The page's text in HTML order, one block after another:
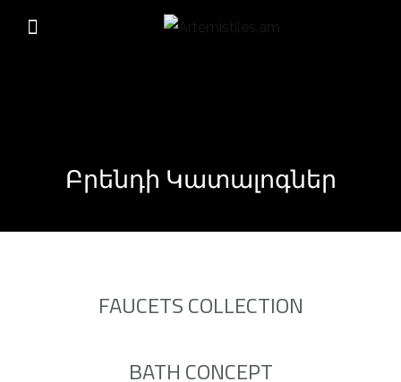
Բրենդի Կատալոգներ
FAUCETS COLLECTION
BATH CONCEPT